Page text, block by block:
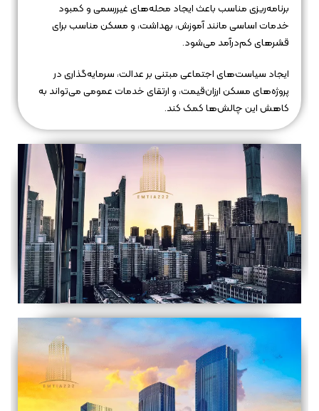
برنامه‌ریزی مناسب باعث ایجاد محله‌های غیررسمی و کمبود
خدمات اساسی مانند آموزش، بهداشت، و مسکن مناسب برای
قشرهای کم‌درآمد می‌شود.
ایجاد سیاست‌های اجتماعی مبتنی بر عدالت، سرمایه‌گذاری در
پروژه‌های مسکن ارزان‌قیمت، و ارتقای خدمات عمومی می‌تواند به
کاهش این چالش‌ها کمک کند.